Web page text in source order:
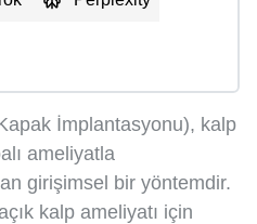
İmplantasyonu), kalp
ameliyatla
girişimsel bir yöntemdir.
kalp ameliyatı için